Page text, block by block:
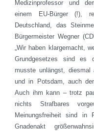
Medizinprofessor und
einem EU-Bürger (!),
Deutschland, das
Bürgermeister Wegner
„Wir haben klargemacht,
Grundgesetzes sind es
musste unlängst,
und in Potsdam, auch
Auch ihm kann – trotz
nichts Strafbares
Meinungsfreiheit sind in
Gnadenakt